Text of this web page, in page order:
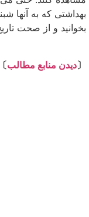
بهداشتی که به آنها
بخوانید و از صحت
〔دیدن منابع مطالب〕